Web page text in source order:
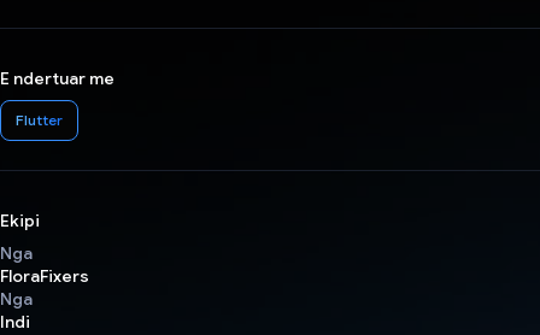
E ndertuar me
Flutter
Ekipi
Nga
FloraFixers
Nga
Indi